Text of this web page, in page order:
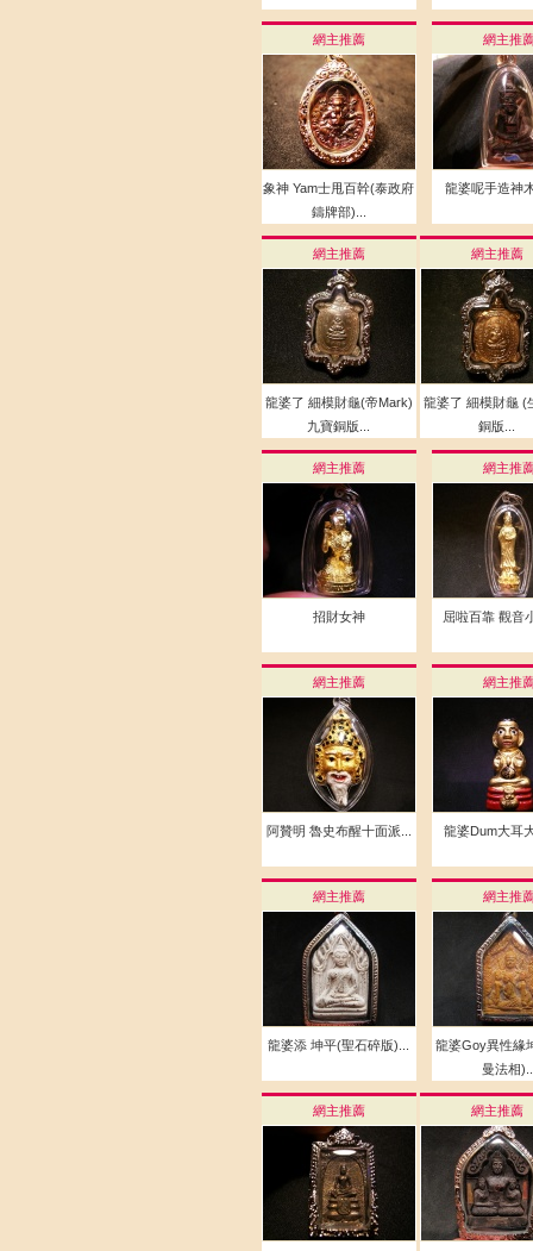
網主推薦
象神 Yam士甩百幹(泰政府
鑄牌部)...
網主推
龍婆呢手造神
網主推薦
龍婆了 細模財龜(帝Mark)
九寶銅版...
網主推薦
龍婆了 細模財龜 (
銅版...
網主推薦
招財女神
網主推
屈啦百靠 觀音
網主推薦
阿贊明 魯史布醒十面派...
網主推
龍婆Dum大耳
網主推薦
龍婆添 坤平(聖石碎版)...
網主推
龍婆Goy異性緣
曼法相
網主推薦 網主推薦